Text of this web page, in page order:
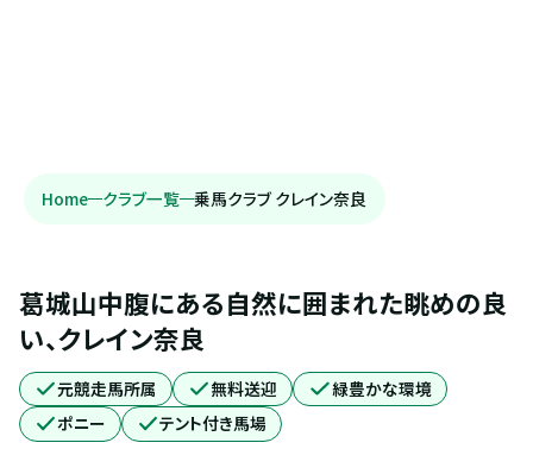
Home クラブ一覧 乗馬クラブ クレイン奈良
葛城山中腹にある自然に囲まれた眺めの良
い、クレイン奈良
元競走馬所属 無料送迎
緑豊かな環境
ポニー
テント付き馬場